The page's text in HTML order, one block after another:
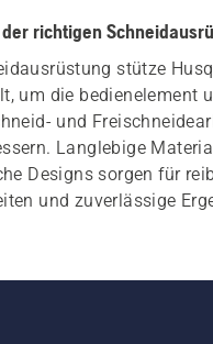
richtigen
stütze
um die bedienelement
und
Langlebige
Designs sorgen für
und zuverlässige